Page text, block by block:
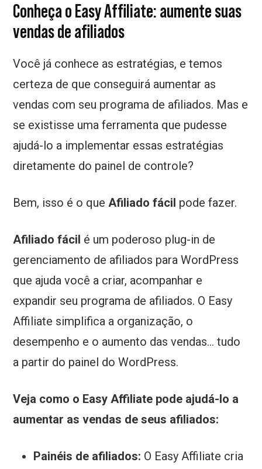
Conheça o Easy Affiliate: aumente suas
vendas de afiliados
Você já conhece as estratégias, e temos
certeza de que conseguirá aumentar as
vendas com seu programa de afiliados. Mas e
se existisse uma ferramenta que pudesse
ajudá-lo a implementar essas estratégias
diretamente do painel de controle?
Bem, isso é o queAfiliado fácil pode fazer.
Afiliado fácil é um poderoso plug-in de
gerenciamento de afiliados para WordPress
que ajuda você a criar, acompanhar e
expandir seu programa de afiliados. O Easy
Affiliate simplifica a organização, o
desempenho e o aumento das vendas... tudo
a partir do painel do WordPress.
Veja como o Easy Affiliate pode ajudá-lo a
aumentar as vendas de seus afiliados:
Painéis de afiliados: O Easy Affiliate cria